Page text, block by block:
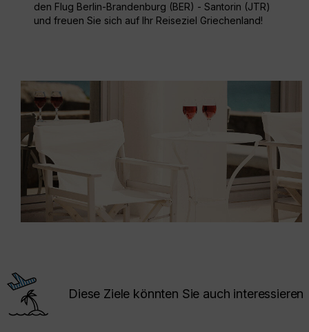
den Flug Berlin-Brandenburg (BER) - Santorin (JTR)
und freuen Sie sich auf Ihr Reiseziel Griechenland!
Diese Ziele könnten Sie auch interessieren